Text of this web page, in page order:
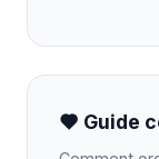
Guide